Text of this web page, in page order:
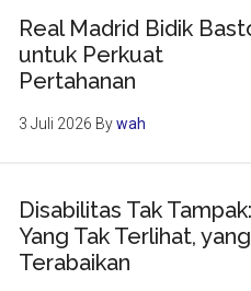
Real Madrid Bidik
untuk Perkuat
Pertahanan
3 Juli 2026 Bywah
Disabilitas Tak Tampak:
Yang Tak Terlihat, yang
Terabaikan